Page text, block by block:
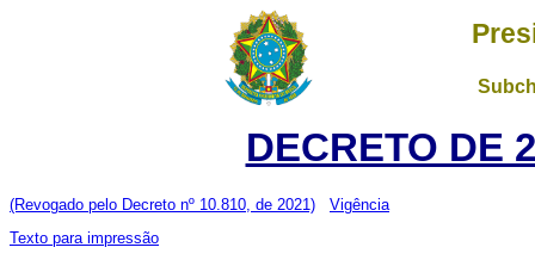
DECRETO DE
(Revogado pelo Decreto nº 10.810, de 2021)
Vigência
Texto para impressão